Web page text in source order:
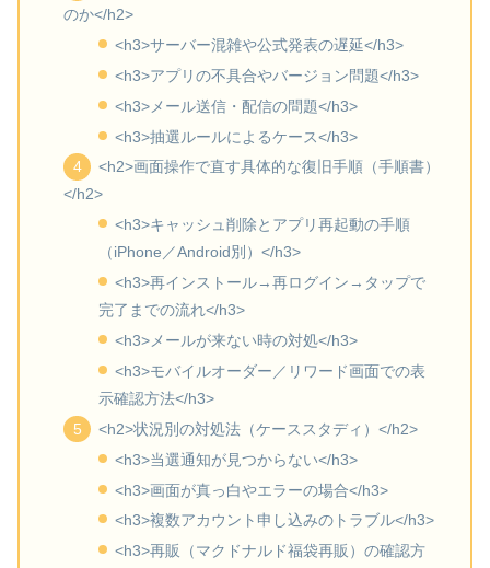
のか</h2>
<h3>サーバー混雑や公式発表の遅延</h3>
<h3>アプリの不具合やバージョン問題</h3>
<h3>メール送信・配信の問題</h3>
<h3>抽選ルールによるケース</h3>
<h2>画面操作で直す具体的な復旧手順（手順書）
</h2>
<h3>キャッシュ削除とアプリ再起動の手順
（iPhone／Android別）</h3>
<h3>再インストール→再ログイン→タップで
完了までの流れ</h3>
<h3>メールが来ない時の対処</h3>
<h3>モバイルオーダー／リワード画面での表
示確認方法</h3>
<h2>状況別の対処法（ケーススタディ）</h2>
<h3>当選通知が見つからない</h3>
<h3>画面が真っ白やエラーの場合</h3>
<h3>複数アカウント申し込みのトラブル</h3>
<h3>再販（マクドナルド福袋再販）の確認方